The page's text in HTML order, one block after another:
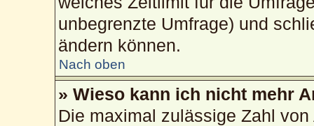
unbegrenzte Umfrage) und
ändern können.
Nach oben
» Wieso kann ich nicht mehr
Die maximal zulässige Zahl